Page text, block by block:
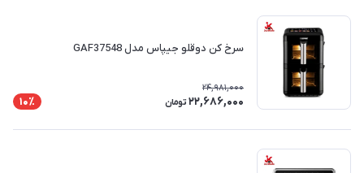
سرخ کن دوقلو جیپاس مدل GAF37548
24,981,000
22,686,000 تومان 10٪